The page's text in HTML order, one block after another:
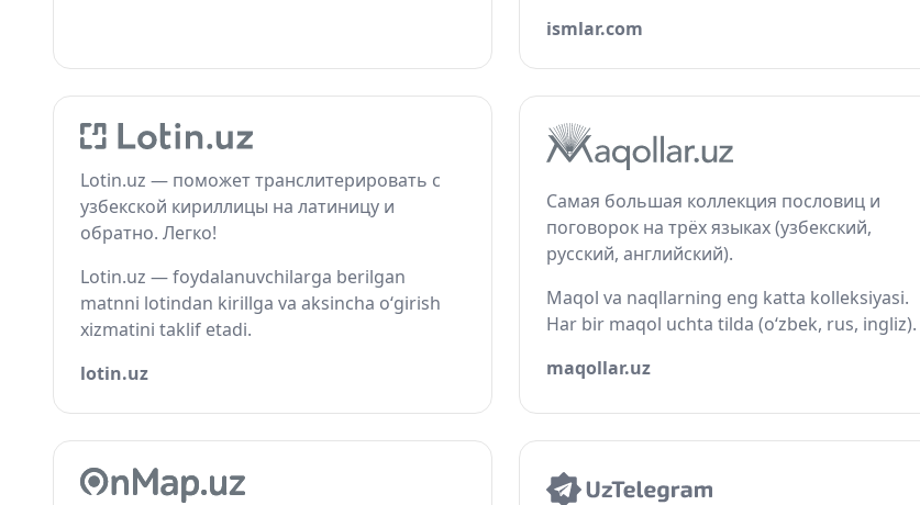
ismlar.com
Lotin.uz — поможет транслитерировать с
узбекской кириллицы на латиницу и
обратно. Легко!
Lotin.uz — foydalanuvchilarga berilgan
matnni lotindan kirillga va aksincha o‘girish
xizmatini taklif etadi.
lotin.uz
Самая большая коллекция пословиц и
поговорок на трёх языках (узбекский,
русский, английский).
Maqol va naqllarning eng katta kolleksiyasi.
Har bir maqol uchta tilda (o‘zbek, rus, ingliz).
maqollar.uz